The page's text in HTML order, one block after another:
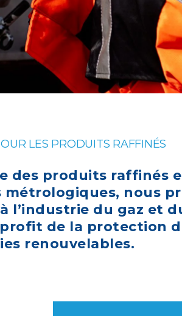
LES PRODUITS RAFFINÉS
des produits raffinés
nous
l’industrie du gaz et
de la protection
renouvelables.